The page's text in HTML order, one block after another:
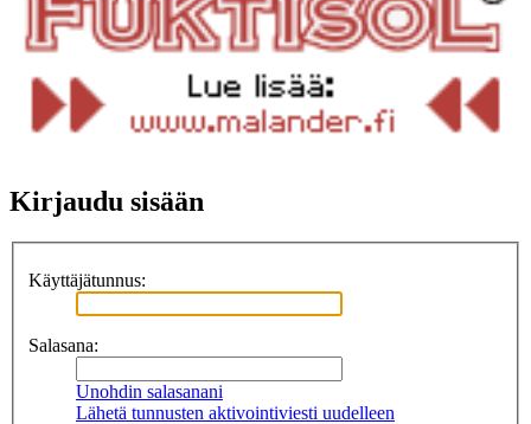
Kirjaudu sisään
Käyttäjätunnus:
Salasana:
Unohdin salasanani
Lähetä tunnusten aktivointiviesti uudelleen